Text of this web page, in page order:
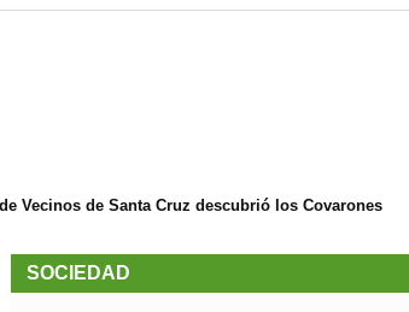
Vecinos de Santa Cruz descubrió los Covarones
SOCIEDAD